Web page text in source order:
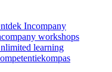
Incompany
workshops
learning